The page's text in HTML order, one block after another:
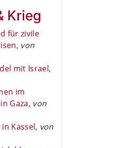
Krieg
für zivile
, von
mit Israel,
im
Gaza, von
Kassel, von